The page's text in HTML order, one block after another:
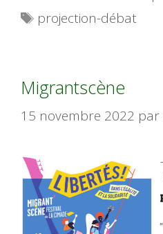
Étiquettes
projection-débat
Migrantscène
15 novembre 2022 par